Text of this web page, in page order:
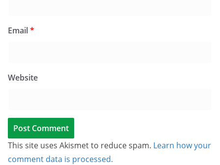
Email*
Website
This site uses Akismet to reduce spam. Learn how your
comment data is processed.